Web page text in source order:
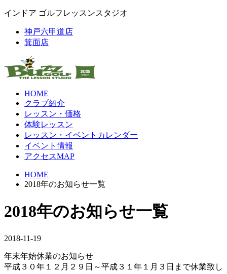
インドア ゴルフレッスンスタジオ
神戸六甲道店
箕面店
HOME
クラブ紹介
レッスン・価格
体験レッスン
レッスン・イベントカレンダー
イベント情報
アクセスMAP
HOME
2018年のお知らせ一覧
2018年のお知らせ一覧
2018-11-19
年末年始休業のお知らせ
平成３０年１２月２９日～平成３１年１月３日まで休業致し